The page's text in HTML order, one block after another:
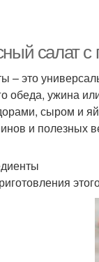
шампиньонов
Теплый салат
Салат с лососем
салат
– это
обеда, ужина
сыром и
и полезных